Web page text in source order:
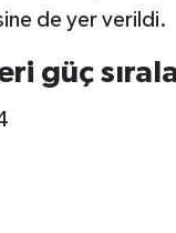
de yer verildi.
güç